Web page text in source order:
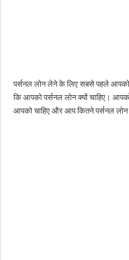
पर्सनल लोन लेने के लिए सबसे पहले आपको
कि आपको पर्सनल लोन क्यों चाहिए।
आपको चाहिए और आप कितने पर्सनल